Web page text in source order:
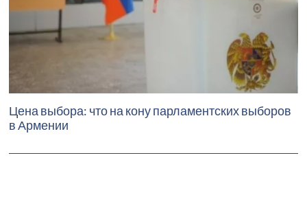
Цена выбора: что на кону парламентских выборов
в Армении